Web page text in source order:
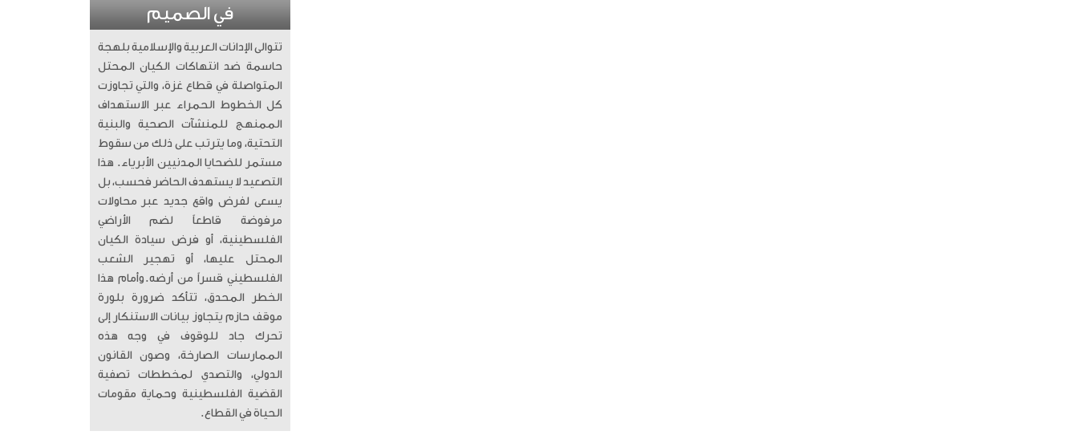
في الصميم
تتوالى الإدانات العربية والإسلامية بلهجة
حاسمة ضد انتهاكات الكيان المحتل
المتواصلة في قطاع غزة، والتي تجاوزت
كل الخطوط الحمراء عبر الاستهداف
الممنهج للمنشآت الصحية والبنية
التحتية، وما يترتب على ذلك من سقوط
مستمر للضحايا المدنيين الأبرياء. ​ هذا
التصعيد لا يستهدف الحاضر فحسب، بل
يسعى لفرض واقع جديد عبر محاولات
مرفوضة قاطعاً لضم الأراضي
الفلسطينية، أو فرض سيادة الكيان
المحتل عليها، أو تهجير الشعب
الفلسطيني قسراً من أرضه. ​وأمام هذا
الخطر المحدق، تتأكد ضرورة بلورة
موقف حازم يتجاوز بيانات الاستنكار إلى
تحرك جاد للوقوف في وجه هذه
الممارسات الصارخة، وصون القانون
الدولي، والتصدي لمخططات تصفية
القضية الفلسطينية وحماية مقومات
الحياة في القطاع.